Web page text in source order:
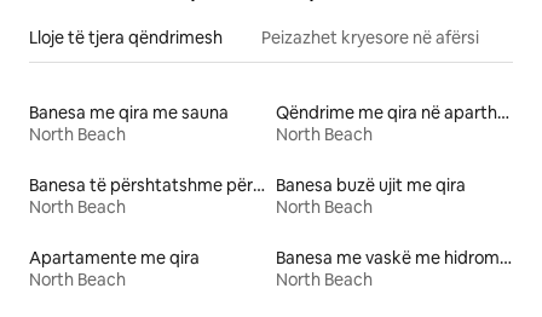
Lloje të tjera qëndrimesh Peizazhet kryesore në afërsi
Banesa me qira me sauna
North Beach
Qëndrime me qira në aparthotele
North Beach
Banesa të përshtatshme për kafshë me qira
North Beach
Banesa buzë ujit me qira
North Beach
Apartamente me qira
North Beach
Banesa me vaskë me hidromasazh me qira
North Beach